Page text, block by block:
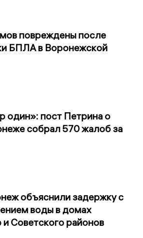
повреждены после
БПЛА в Воронежской
один»: пост Петрина о
собрал 570 жалоб за
объяснили задержку с
воды в домах
Советского районов